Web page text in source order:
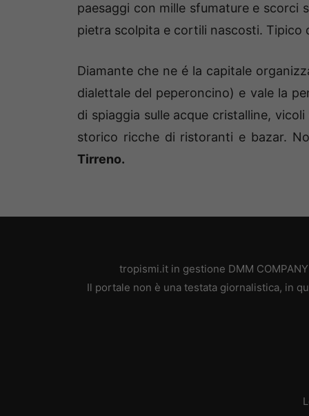
paesaggi con mille sfumature e scorci
pietra scolpita e cortili nascosti. Tipico
Diamante che ne é la capitale
dialettale del peperoncino) e vale la
di spiaggia sulle acque cristalline,
storico ricche di ristoranti e bazar.
Tirreno.
tropismi.it in gestione DMM
Il portale non è una testata giornalistica, in